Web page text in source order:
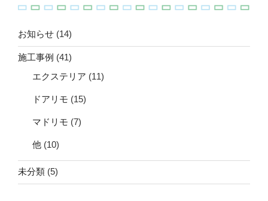
お知らせ (14)
施工事例 (41)
エクステリア (11)
ドアリモ (15)
マドリモ (7)
他 (10)
未分類 (5)